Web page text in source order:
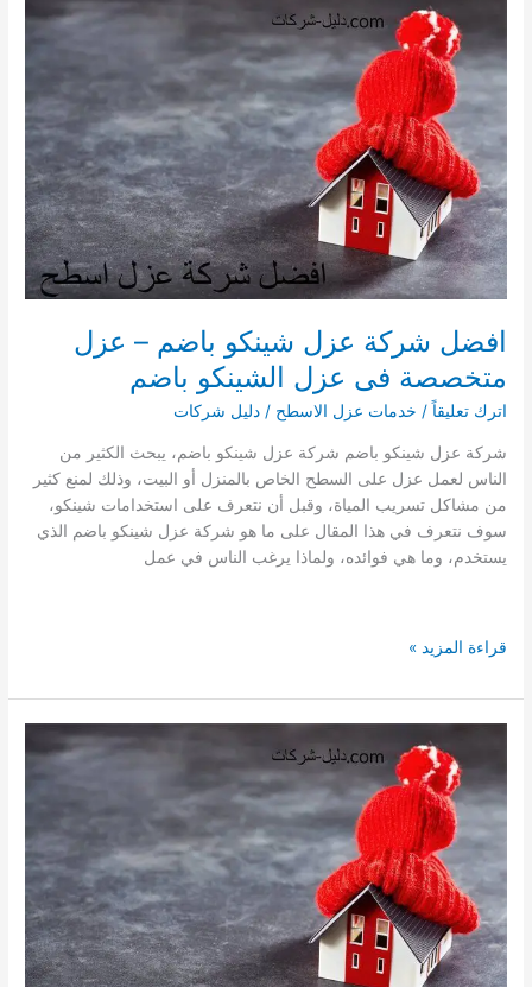
عزل
متخصصة
عزل
الشينكو
بميسان
افضل شركة عزل شينكو باضم – عزل
متخصصة فى عزل الشينكو باضم
اترك تعليقاً / خدمات عزل الاسطح /دليل شركات
شركة عزل شينكو باضم شركة عزل شينكو باضم، يبحث الكثير من
الناس لعمل عزل على السطح الخاص بالمنزل أو البيت، وذلك لمنع كثير
من مشاكل تسريب المياة، وقبل أن نتعرف على استخدامات شينكو،
سوف نتعرف في هذا المقال على ما هو شركة عزل شينكو باضم الذي
يستخدم، وما هي فوائده، ولماذا يرغب الناس في عمل
افضل
عزل
شينكو
–
عزل
متخصصة
عزل
الشينكو
باضم
قراءة المزيد »